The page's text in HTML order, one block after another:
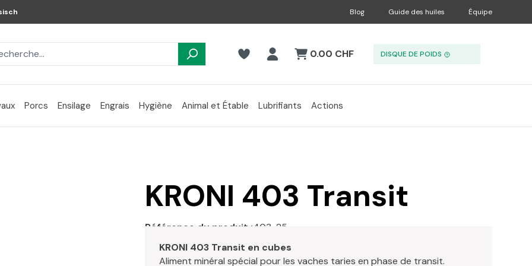
Blog Guide des huiles Équipe
0.00 CHF DISQUE DE POIDS
Porcs Ensilage Engrais Hygiène Animal et Étable Lubrifiants Actions
KRONI 403 Transit
Référence du produit : 403-25
KRONI 403 Transit en cubes
Aliment minéral spécial pour les vaches taries en phase de transit.